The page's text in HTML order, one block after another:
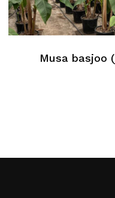
Musa basjoo